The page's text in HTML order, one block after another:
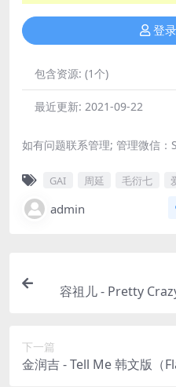
登
包含资源: (1个)
最近更新: 2021-09-22
如有问题联系管理; 管理微信：
GAI 周延 毛衍七
admin
容祖儿 - Pretty
下一篇
金润吉 - Tell Me 韩文版（